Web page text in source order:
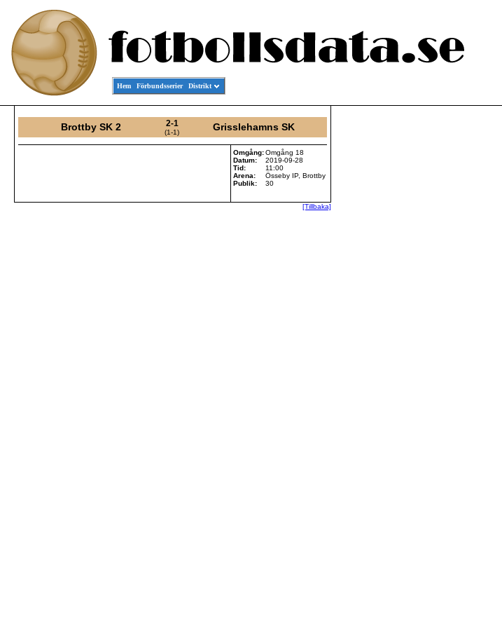
Hem Förbundsserier Distrikt
Brottby SK 2 2-1
(1-1) Grisslehamns SK
Omgång:Omgång 18
Datum:
2019-09-28
Tid:
11:00
Arena:
Össeby IP, Brottby
Publik:
30
[Tillbaka]